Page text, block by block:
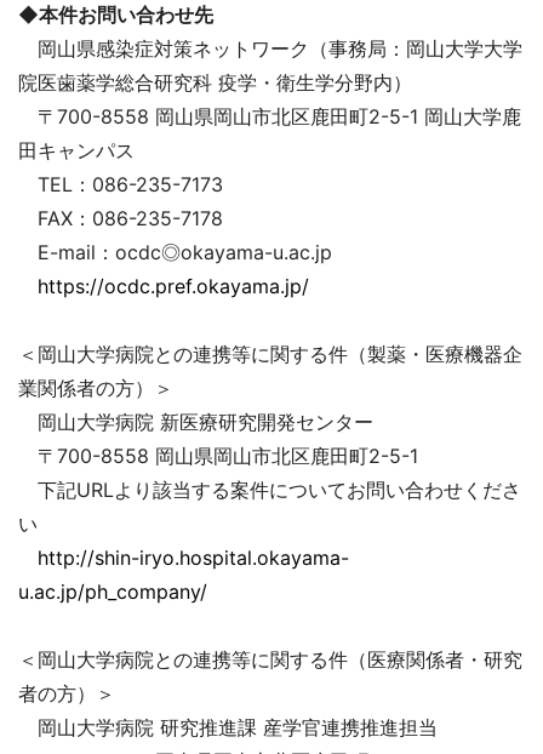
◆本件お問い合わせ先
岡山県感染症対策ネットワーク（事務局：岡山大学大学
院医歯薬学総合研究科 疫学・衛生学分野内）
〒700-8558 岡山県岡山市北区鹿田町2-5-1 岡山大学鹿
田キャンパス
TEL：086-235-7173
FAX：086-235-7178
E-mail：ocdc◎okayama-u.ac.jp
https://ocdc.pref.okayama.jp/
＜岡山大学病院との連携等に関する件（製薬・医療機器企
業関係者の方）＞
岡山大学病院 新医療研究開発センター
〒700-8558 岡山県岡山市北区鹿田町2-5-1
下記URLより該当する案件についてお問い合わせくださ
い
http://shin-iryo.hospital.okayama-
u.ac.jp/ph_company/
＜岡山大学病院との連携等に関する件（医療関係者・研究
者の方）＞
岡山大学病院 研究推進課 産学官連携推進担当